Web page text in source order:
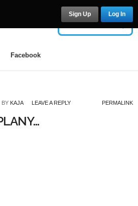
Facebook
Log In
Sign Up
BY KAJA LEAVE A REPLY PERMALINK